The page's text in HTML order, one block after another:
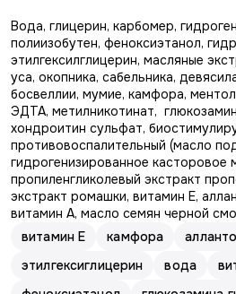
Вода, глицерин, карбомер,
полиизобутен, феноксиэтанол,
этилгексилглицерин, масляные
уса, окопника, сабельника,
босвеллии, мумие, камфора,
ЭДТА, метилникотинат,
хондроитин сульфат,
противовоспалительный (масло
гидрогенизированное касторовое
пропиленгликолевый экстракт
экстракт ромашки, витамин Е,
витамин А, масло семян черной
витамин E
камфора
этилгексиглицерин
вода